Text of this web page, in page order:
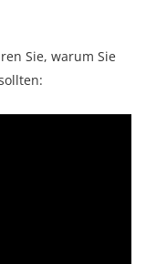
Sie, warum Sie